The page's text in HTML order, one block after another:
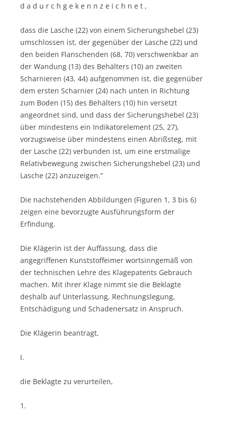
d a d u r c h g e k e n n z e i c h n e t ,
dass die Lasche (22) von einem Sicherungshebel (23)
umschlossen ist, der gegenüber der Lasche (22) und
den beiden Flanschenden (68, 70) verschwenkbar an
der Wandung (13) des Behälters (10) an zweiten
Scharnieren (43, 44) aufgenommen ist, die gegenüber
dem ersten Scharnier (24) nach unten in Richtung
zum Boden (15) des Behälters (10) hin versetzt
angeordnet sind, und dass der Sicherungshebel (23)
über mindestens ein Indikatorelement (25, 27),
vorzugsweise über mindestens einen Abrißsteg, mit
der Lasche (22) verbunden ist, um eine erstmalige
Relativbewegung zwischen Sicherungshebel (23) und
Lasche (22) anzuzeigen.”
Die nachstehenden Abbildungen (Figuren 1, 3 bis 6)
zeigen eine bevorzugte Ausführungsform der
Erfindung.
Die Klägerin ist der Auffassung, dass die
angegriffenen Kunststoffeimer wortsinngemäß von
der technischen Lehre des Klagepatents Gebrauch
machen. Mit ihrer Klage nimmt sie die Beklagte
deshalb auf Unterlassung, Rechnungslegung,
Entschädigung und Schadenersatz in Anspruch.
Die Klägerin beantragt,
I.
die Beklagte zu verurteilen,
1.